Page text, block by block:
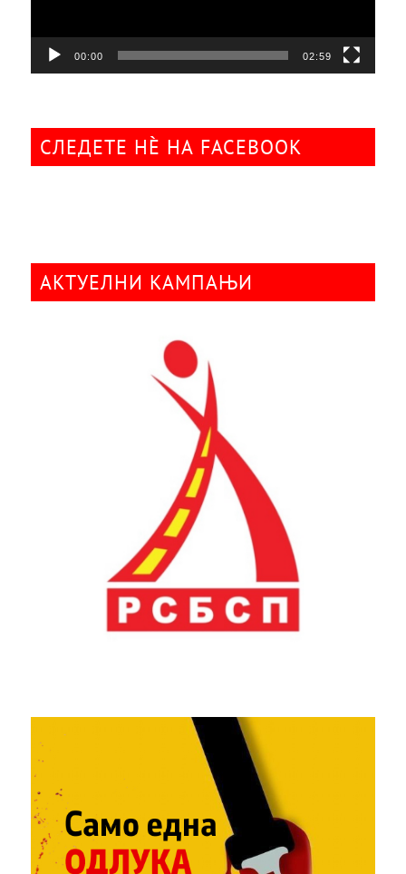
00:00 02:59
СЛЕДЕТЕ НÈ НА FACEBOOK
АКТУЕЛНИ КАМПАЊИ